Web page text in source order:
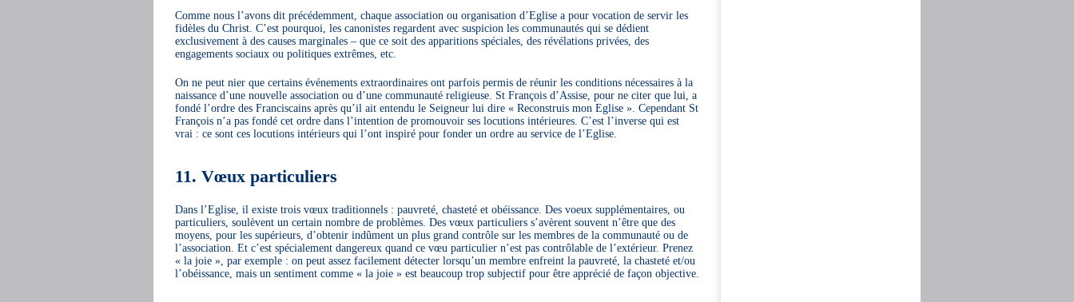
Comme nous l’avons dit précédemment, chaque association ou organisation d’Eglise a pour vocation de servir les
fidèles du Christ. C’est pourquoi, les canonistes regardent avec suspicion les communautés qui se dédient
exclusivement à des causes marginales – que ce soit des apparitions spéciales, des révélations privées, des
engagements sociaux ou politiques extrêmes, etc.
On ne peut nier que certains événements extraordinaires ont parfois permis de réunir les conditions nécessaires à la
naissance d’une nouvelle association ou d’une communauté religieuse. St François d’Assise, pour ne citer que lui, a
fondé l’ordre des Franciscains après qu’il ait entendu le Seigneur lui dire « Reconstruis mon Eglise ». Cependant St
François n’a pas fondé cet ordre dans l’intention de promouvoir ses locutions intérieures. C’est l’inverse qui est
vrai : ce sont ces locutions intérieurs qui l’ont inspiré pour fonder un ordre au service de l’Eglise.
11. Vœux particuliers
Dans l’Eglise, il existe trois vœux traditionnels : pauvreté, chasteté et obéissance. Des voeux supplémentaires, ou
particuliers, soulèvent un certain nombre de problèmes. Des vœux particuliers s’avèrent souvent n’être que des
moyens, pour les supérieurs, d’obtenir indûment un plus grand contrôle sur les membres de la communauté ou de
l’association. Et c’est spécialement dangereux quand ce vœu particulier n’est pas contrôlable de l’extérieur. Prenez
« la joie », par exemple : on peut assez facilement détecter lorsqu’un membre enfreint la pauvreté, la chasteté et/ou
l’obéissance, mais un sentiment comme « la joie » est beaucoup trop subjectif pour être apprécié de façon objective.